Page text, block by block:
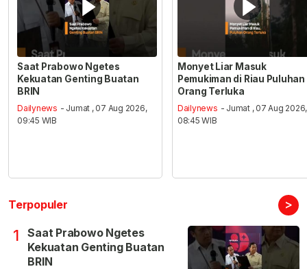
Saat Prabowo Ngetes
Kekuatan Genting Buatan
BRIN
Dailynews - Jumat , 07 Aug 2026,
09:45 WIB
Monyet Liar Masuk
Pemukiman di Riau Puluhan
Orang Terluka
Dailynews - Jumat , 07 Aug 2026,
08:45 WIB
Terpopuler >
1
Saat Prabowo Ngetes
Kekuatan Genting Buatan
BRIN